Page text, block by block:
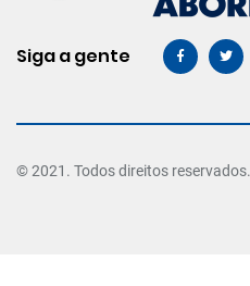
Siga a gente
© 2021. Todos direitos reservados.